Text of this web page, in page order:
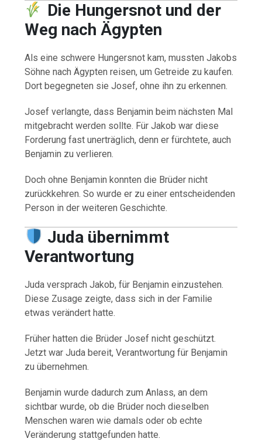
Die Hungersnot und der
Weg nach Ägypten
Als eine schwere Hungersnot kam, mussten Jakobs
Söhne nach Ägypten reisen, um Getreide zu kaufen.
Dort begegneten sie Josef, ohne ihn zu erkennen.
Josef verlangte, dass Benjamin beim nächsten Mal
mitgebracht werden sollte. Für Jakob war diese
Forderung fast unerträglich, denn er fürchtete, auch
Benjamin zu verlieren.
Doch ohne Benjamin konnten die Brüder nicht
zurückkehren. So wurde er zu einer entscheidenden
Person in der weiteren Geschichte.
Juda übernimmt
Verantwortung
Juda versprach Jakob, für Benjamin einzustehen.
Diese Zusage zeigte, dass sich in der Familie
etwas verändert hatte.
Früher hatten die Brüder Josef nicht geschützt.
Jetzt war Juda bereit, Verantwortung für Benjamin
zu übernehmen.
Benjamin wurde dadurch zum Anlass, an dem
sichtbar wurde, ob die Brüder noch dieselben
Menschen waren wie damals oder ob echte
Veränderung stattgefunden hatte.